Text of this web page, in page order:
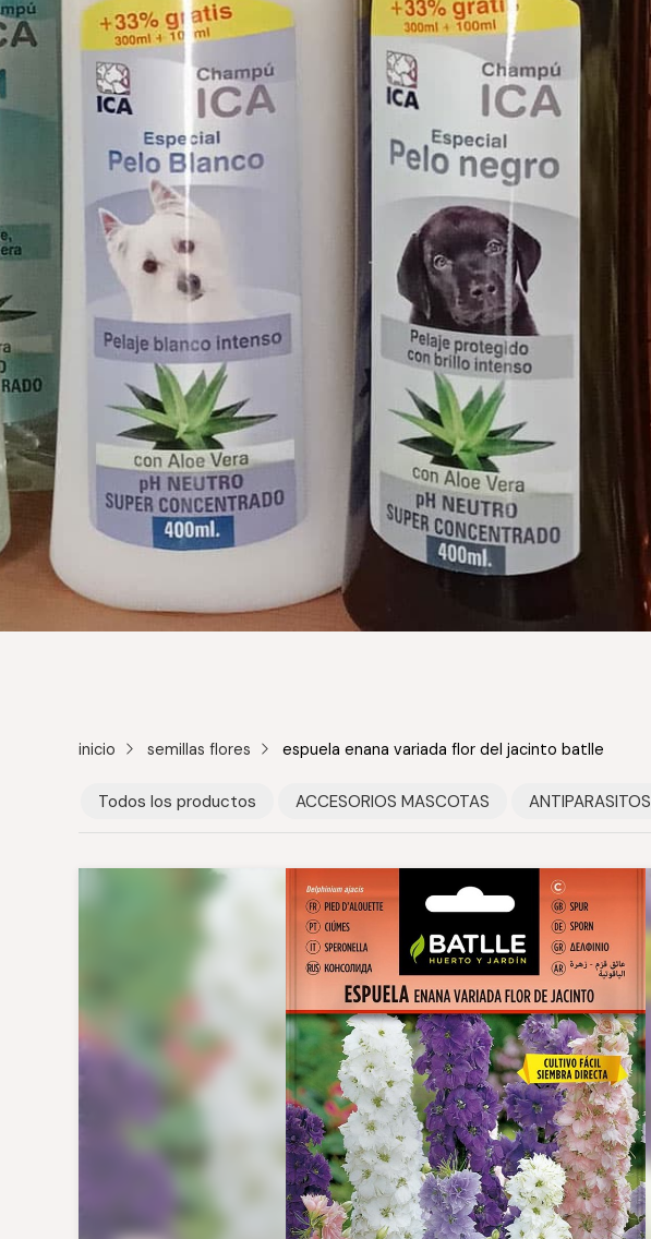
inicio semillas flores espuela enana variada flor del jacinto batlle
Todos los productos ACCESORIOS MASCOTAS ANTIPARASITOS